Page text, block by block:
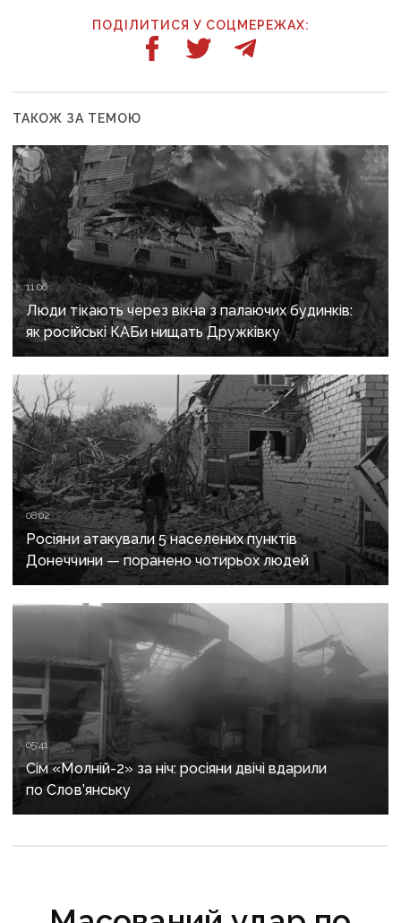
ПОДІЛИТИСЯ У СОЦМЕРЕЖАХ:
ТАКОЖ ЗА ТЕМОЮ
11:06
Люди тікають через вікна з палаючих будинків:
як російські КАБи нищать Дружківку
08:02
Росіяни атакували 5 населених пунктів
Донеччини — поранено чотирьох людей
05:41
Сім «Молній-2» за ніч: росіяни двічі вдарили
по Слов’янську